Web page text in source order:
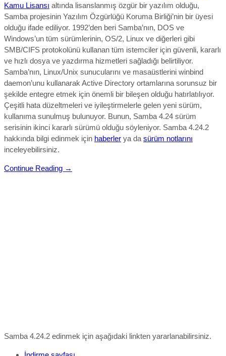
Kamu Lisansı altında lisanslanmış özgür bir yazılım olduğu,
Samba projesinin Yazılım Özgürlüğü Koruma Birliği’nin bir üyesi
olduğu ifade ediliyor. 1992’den beri Samba’nın, DOS ve
Windows’un tüm sürümlerinin, OS/2, Linux ve diğerleri gibi
SMB/CIFS protokolünü kullanan tüm istemciler için güvenli, kararlı
ve hızlı dosya ve yazdırma hizmetleri sağladığı belirtiliyor.
Samba’nın, Linux/Unix sunucularını ve masaüstlerini winbind
daemon’unu kullanarak Active Directory ortamlarına sorunsuz bir
şekilde entegre etmek için önemli bir bileşen olduğu hatırlatılıyor.
Çeşitli hata düzeltmeleri ve iyileştirmelerle gelen yeni sürüm,
kullanıma sunulmuş bulunuyor. Bunun, Samba 4.24 sürüm
serisinin ikinci kararlı sürümü olduğu söyleniyor. Samba 4.24.2
hakkında bilgi edinmek için haberler ya da sürüm notlarını
inceleyebilirsiniz.
Continue Reading →
Samba 4.24.2 edinmek için aşağıdaki linkten yararlanabilirsiniz.